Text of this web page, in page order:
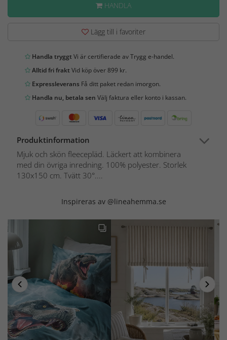
HANDLA
Lägg till i favoriter
Handla tryggtVi är certifierade av Trygg e-handel.
Alltid fri fraktVid köp över 899 kr.
Expressleverans Få ditt paket redan imorgon.
Handla nu, betala sen Välj faktura eller konto i kassan.
Produktinformation
Mjuk och skön fleecepläd. Läckert att kombinera
med din övriga inredning. 100% polyester. Storlek
130x150 cm. Tvätt 30°....
Inspireras av @lineahemma.se